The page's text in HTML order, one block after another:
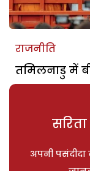
राजनीति
तमिलनाडु में
अपनी